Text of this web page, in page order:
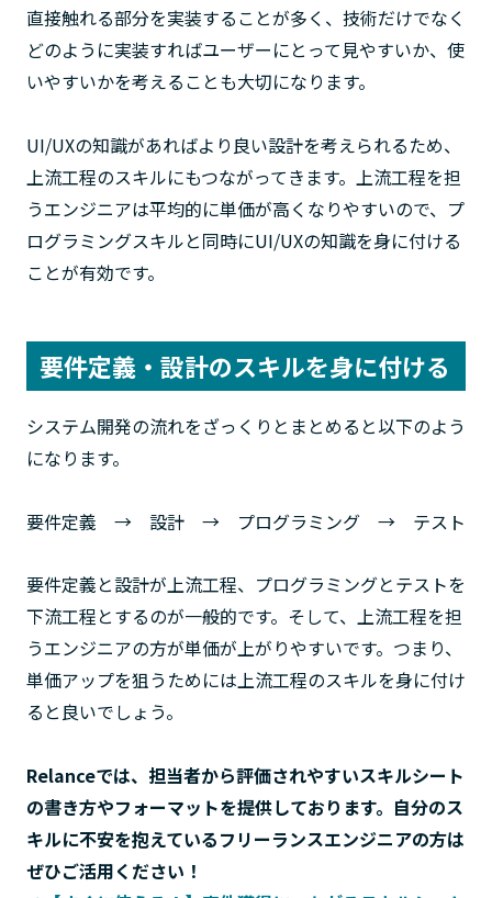
直接触れる部分を実装することが多く、技術だけでなく
どのように実装すればユーザーにとって見やすいか、使
いやすいかを考えることも大切になります。
UI/UXの知識があればより良い設計を考えられるため、
上流工程のスキルにもつながってきます。上流工程を担
うエンジニアは平均的に単価が高くなりやすいので、プ
ログラミングスキルと同時にUI/UXの知識を身に付ける
ことが有効です。
要件定義・設計のスキルを身に付ける
システム開発の流れをざっくりとまとめると以下のよう
になります。
要件定義 → 設計 → プログラミング → テスト
要件定義と設計が上流工程、プログラミングとテストを
下流工程とするのが一般的です。そして、上流工程を担
うエンジニアの方が単価が上がりやすいです。つまり、
単価アップを狙うためには上流工程のスキルを身に付け
ると良いでしょう。
Relanceでは、担当者から評価されやすいスキルシート
の書き方やフォーマットを提供しております。自分のス
キルに不安を抱えているフリーランスエンジニアの方は
ぜひご活用ください！